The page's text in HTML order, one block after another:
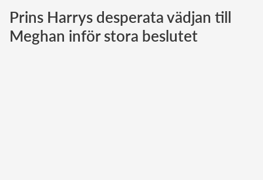
Norska kungahuset
Danska kungahuset
Prins Harrys desperata vädjan till
Meghan inför stora beslutet